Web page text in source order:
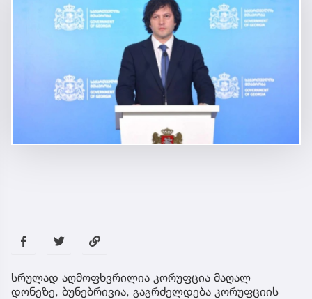
სრულად აღმოფხვრილია კორუფცია მაღალ
დონეზე, ბუნებრივია, გაგრძელდება კორუფციის